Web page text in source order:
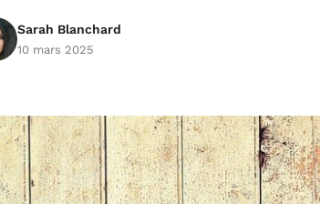
Sarah Blanchard
10 mars 2025